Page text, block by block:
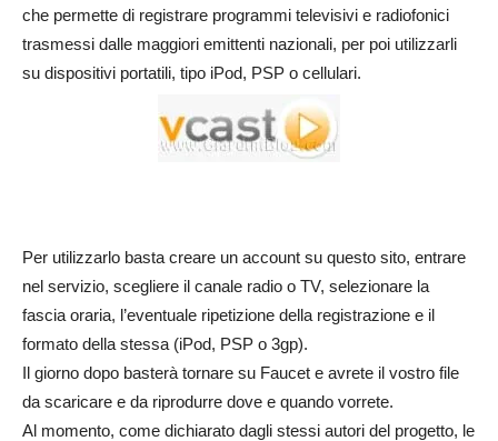
che permette di registrare programmi televisivi e radiofonici
trasmessi dalle maggiori emittenti nazionali, per poi utilizzarli
su dispositivi portatili, tipo iPod, PSP o cellulari.
Per utilizzarlo basta creare un account su questo sito, entrare
nel servizio, scegliere il canale radio o TV, selezionare la
fascia oraria, l’eventuale ripetizione della registrazione e il
formato della stessa (iPod, PSP o 3gp).
Il giorno dopo basterà tornare su Faucet e avrete il vostro file
da scaricare e da riprodurre dove e quando vorrete.
Al momento, come dichiarato dagli stessi autori del progetto, le